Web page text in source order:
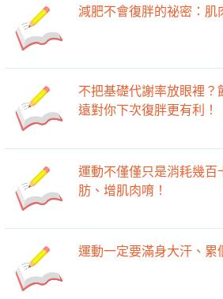
減肥不會復胖的祕密：肌
不把基礎代謝率放眼裡
遠對你下次復胖更有利！
運動不僅僅只是消耗幾百
肪、增肌肉唷！
運動一定要滿身大汗、累